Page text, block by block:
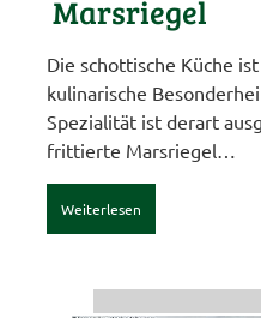
Marsriegel
Die schottische Küche
kulinarische
Spezialität ist derart
frittierte Marsriegel…
Weiterlesen